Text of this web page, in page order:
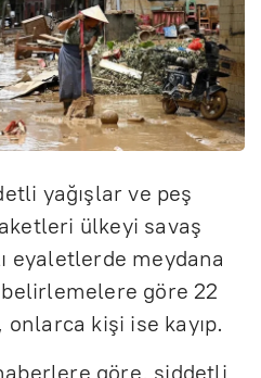
yağışlar ve peş
ülkeyi savaş
eyaletlerde meydana
göre 22
onlarca kişi ise kayıp.
göre, şiddetli